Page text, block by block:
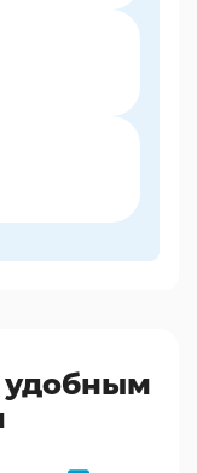
удобным